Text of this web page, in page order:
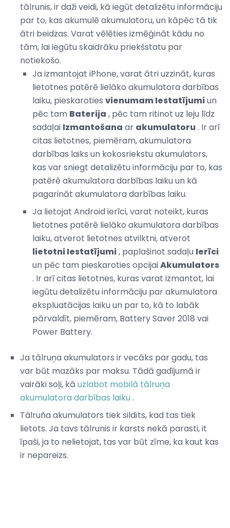
tālrunis, ir daži veidi, kā iegūt detalizētu informāciju
par to, kas akumulē akumulatoru, un kāpēc tā tik
ātri beidzas. Varat vēlēties izmēģināt kādu no
tām, lai iegūtu skaidrāku priekšstatu par
notiekošo.
Ja izmantojat iPhone, varat ātri uzzināt, kuras
lietotnes patērē lielāko akumulatora darbības
laiku, pieskaroties vienumam Iestatījumiun
pēc tam Baterija , pēc tam ritinot uz leju līdz
sadaļai Izmantošana ar akumulatoru. Ir arī
citas lietotnes, piemēram, akumulatora
darbības laiks un kokosriekstu akumulators,
kas var sniegt detalizētu informāciju par to, kas
patērē akumulatora darbības laiku un kā
pagarināt akumulatora darbības laiku.
Ja lietojat Android ierīci, varat noteikt, kuras
lietotnes patērē lielāko akumulatora darbības
laiku, atverot lietotnes atvilktni, atverot
lietotni Iestatījumi, paplašinot sadaļu Ierīci
un pēc tam pieskaroties opcijaiAkumulators
. Ir arī citas lietotnes, kuras varat izmantot, lai
iegūtu detalizētu informāciju par akumulatora
ekspluatācijas laiku un par to, kā to labāk
pārvaldīt, piemēram, Battery Saver 2018 vai
Power Battery.
Ja tālruņa akumulators ir vecāks par gadu, tas
var būt mazāks par maksu. Tādā gadījumā ir
vairāki soļi, kā uzlabot mobilā tālruņa
akumulatora darbības laiku.
Tàlruña akumulators tiek sildïts, kad tas tiek
lietots. Ja tavs tālrunis ir karsts nekā parasti, it
īpaši, ja to nelietojat, tas var būt zīme, ka kaut kas
ir nepareizs.